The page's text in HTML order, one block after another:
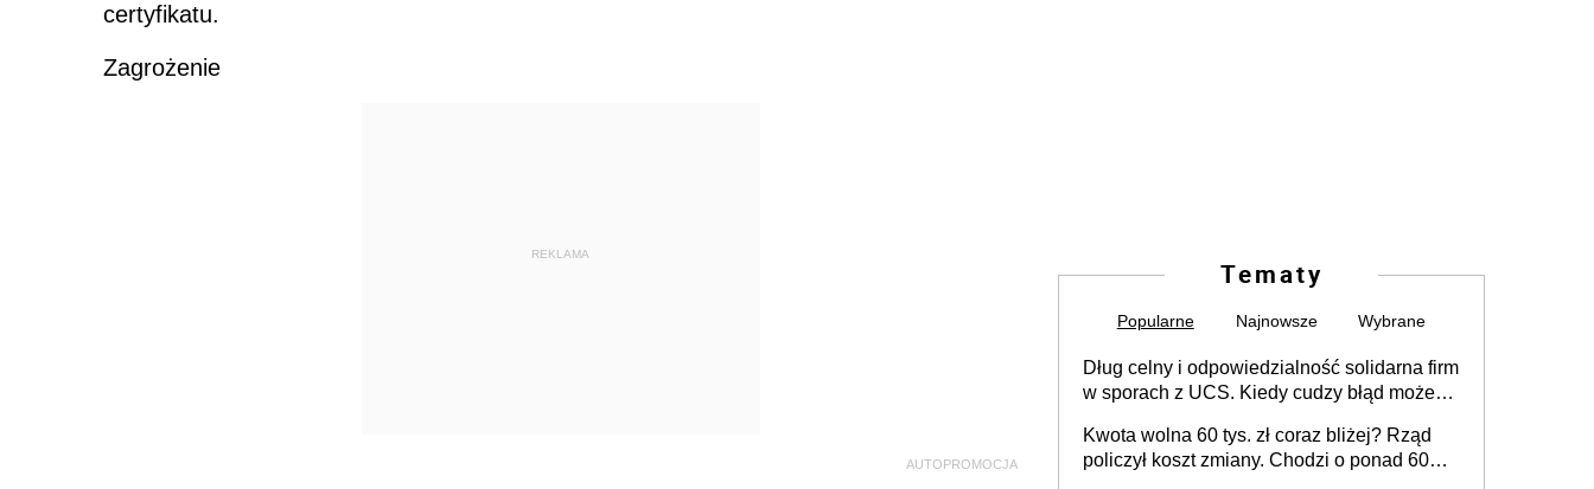
certyfikatu.
Zagrożenie
REKLAMA
AUTOPROMOCJA
Tematy
Popularne Najnowsze Wybrane
Dług celny i odpowiedzialność solidarna firm
w sporach z UCS. Kiedy cudzy błąd może
Kwota wolna 60 tys. zł coraz bliżej? Rząd
policzył koszt zmiany. Chodzi o ponad 60